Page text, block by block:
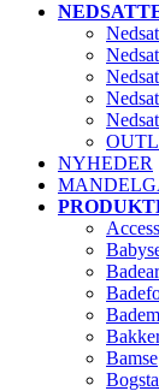
NYHEDER
Bamse